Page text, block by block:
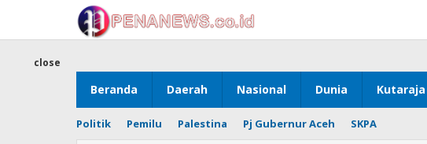
content
Beranda Daerah Nasional Dunia Kutaraja
Politik Pemilu Palestina Pj Gubernur Aceh SKPA
close